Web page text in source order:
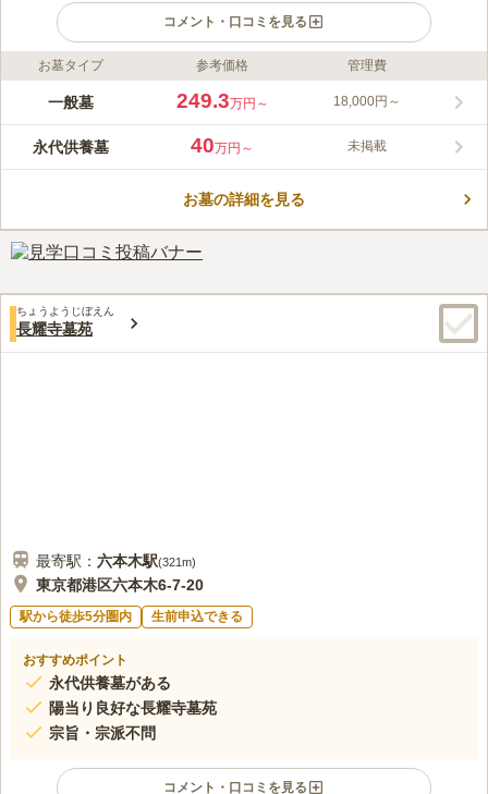
コメント・口コミを見る
ライフドット編集部のコメント
都心の境内に位置する妙定院墓苑は、お参りしながら東京タワー
れているので、お参り後の散策も楽します。内では駐車場も完備
されているので、お車でも行くことができます。陽当りの良好な
みんなの評価
4.0 口コミ1件
30代女性
途中に大きな道の通り沿いにお花やさんがありますので、お供え
や大人数で入れる席のお食事できるところもあるので、インターネットで
予約もでき、スケジュールを組むことも大変スムーズです。
お墓タイプ 参考価格 管理費
一般墓 249.3万円～ 18,000円～
永代供養墓 40万円～ 未掲載
お墓の詳細を見る
ちょうようじぼえん
長耀寺墓苑
最寄駅： 六本木駅(321m)
東京都港区六本木6-7-20
駅から徒歩5分圏内 生前申込できる
おすすめポイント
永代供養墓がある
陽当り良好な長耀寺墓苑
宗旨・宗派不問
コメント・口コミを見る